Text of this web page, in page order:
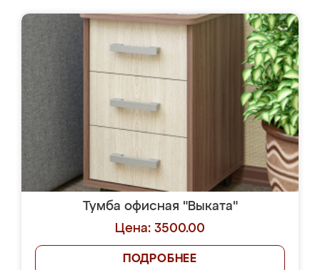
Тумба офисная "Выката"
Цена: 3500.00
ПОДРОБНЕЕ